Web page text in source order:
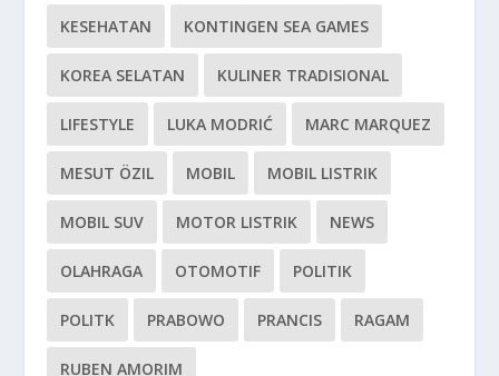
KESEHATAN KONTINGEN SEA GAMES
KOREA SELATAN KULINER TRADISIONAL
LIFESTYLE LUKA MODRIĆ MARC MARQUEZ
MESUT ÖZIL MOBIL MOBIL LISTRIK
MOBIL SUV MOTOR LISTRIK NEWS
OLAHRAGA OTOMOTIF POLITIK
POLITK PRABOWO PRANCIS RAGAM
RUBEN AMORIM